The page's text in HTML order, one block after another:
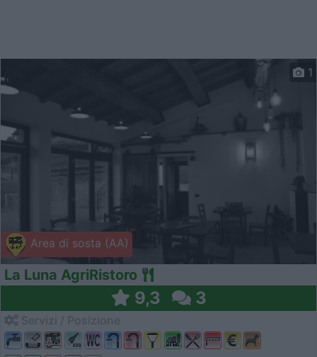
Area di sosta (AA)
1
La Luna AgriRistoro
9,3 3